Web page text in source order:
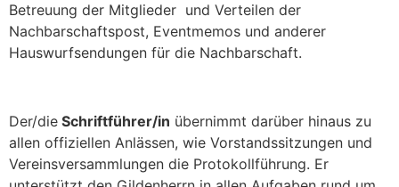
Betreuung der Mitglieder und Verteilen der
Nachbarschaftspost, Eventmemos und anderer
Hauswurfsendungen für die Nachbarschaft.
Der/die Schriftführer/in übernimmt darüber hinaus zu
allen offiziellen Anlässen, wie Vorstandssitzungen und
Vereinsversammlungen die Protokollführung. Er